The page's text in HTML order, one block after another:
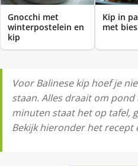
Gnocchi met
winterpostelein en
kip
Kip in
met
Voor Balinese kip hoef je
staan. Alles draait om
minuten staat het op tafel,
Bekijk hieronder het recept